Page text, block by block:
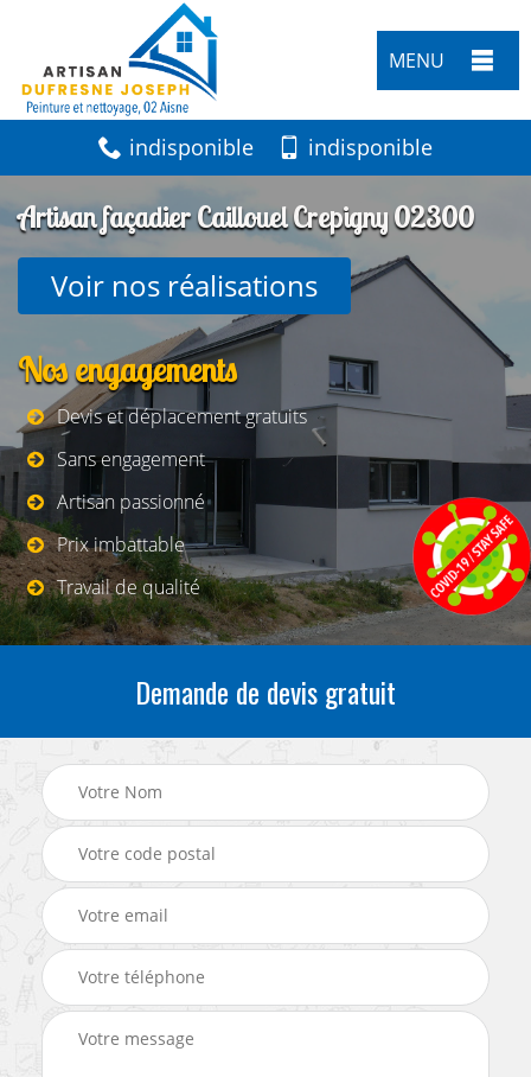
MENU
indisponible indisponible
Artisan façadier Caillouel Crepigny 02300
Voir nos réalisations
Nos engagements
Devis et déplacement gratuits
Sans engagement
Artisan passionné
Prix imbattable
Travail de qualité
Demande de devis gratuit